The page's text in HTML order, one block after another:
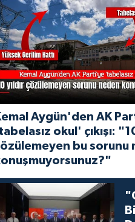
Aygün'den AK
okul' çıkışı:
bu sorunu